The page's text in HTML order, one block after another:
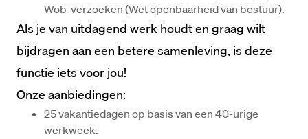
Wob-verzoeken (Wet openbaarheid van bestuur).
Als je van uitdagend werk houdt en graag wilt
bijdragen aan een betere samenleving, is deze
functie iets voor jou!
25 vakantiedagen op basis van een 40-urige
werkweek.